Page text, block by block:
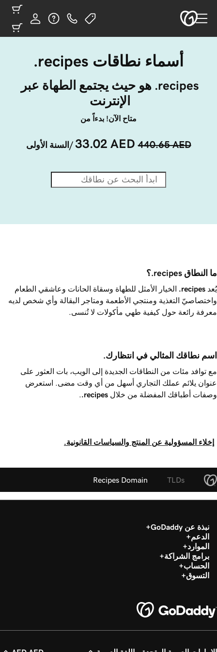
أسماء نطاقات ‎.recipes
‎.recipes هو حيث يجتمع الطهاة عبر
الإنترنت
متاح الآن! بدءاً من
440.65 AED
33.02 AED /السنة الأولى
ما النطاق ‎.recipes؟
يُعد .recipes
الخيار الأمثل للطهاة وسقاة الحانات وعاشقي الطعام
واختصاصيّ التغذية ومنتجي الأطعمة ومتاجر البقالة وأي شخص لديه
معرفة رائعة حول كيفية طهي مأكولات لا تُنسى.
اسم نطاقك المثالي في انتظارك.
مع توافد مئات من النطاقات الجديدة إلى الويب، بات العثور على
عنوان يلائم عملك التجاري أسهل من أي وقت مضى. استعرض
وصفات أطباقك المفضلة من خلال .recipes
إخلاء المسؤولية عن المنتج والسياسات القانونية.
TLDs
Recipes Domain
نبذة عن GoDaddy
الدعم
الموارد
برامج الشراكة
الحساب
التسوق